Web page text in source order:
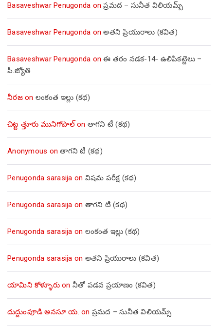
Basaveshwar Penugonda onప్రమద – సునీత విలియమ్స్
Basaveshwar Penugonda onఅతని ప్రియురాలు (కవిత)
Basaveshwar Penugonda onఈ తరం నడక-14- ఉలిపికట్టెలు –
పి.జ్యోతి
నీరజon లంకంత ఇల్లు (కథ)
చిట్ట త్తూరు మునిగోపాల్on తాగని టీ (కథ)
Anonymous onతాగని టీ (కథ)
Penugonda sarasija on విషమ పరీక్ష (క‌థ‌)
Penugonda sarasija on తాగని టీ (కథ)
Penugonda sarasija on లంకంత ఇల్లు (కథ)
Penugonda sarasija on అతని ప్రియురాలు (కవిత)
యామిని కోళ్ళూరుon నీతో పడవ ప్రయాణం (కవిత)
దుద్దుంపూడి అనసూ య. on ప్రమద – సునీత విలియమ్స్